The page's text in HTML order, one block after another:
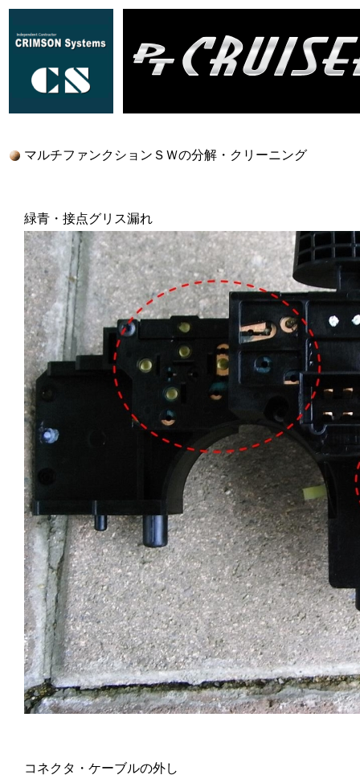
マルチファンクションＳＷの分解・クリーニング
緑青・接点グリス漏れ
コネクタ・ケーブルの外し